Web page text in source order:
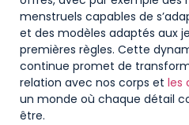
menstruels capables de
et des modèles adaptés aux
premières règles. Cette
continue promet de
relation avec nos corps et les
un monde où chaque détail
être.